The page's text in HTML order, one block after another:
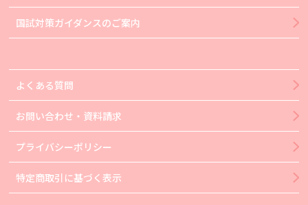
国試対策ガイダンスのご案内
よくある質問
お問い合わせ・資料請求
プライバシーポリシー
特定商取引に基づく表示